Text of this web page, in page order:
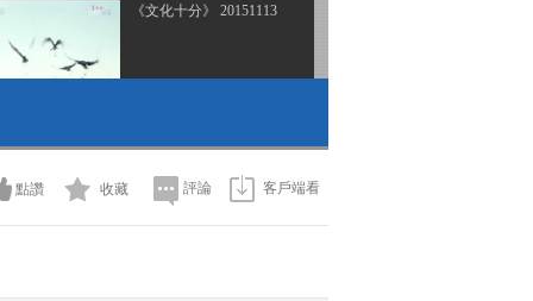
《文化十分》 20151113
2015-11-11 12:31:08
點讚 收藏 評論 客戶端看